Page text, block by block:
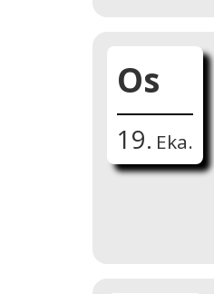
Os
19. Eka.